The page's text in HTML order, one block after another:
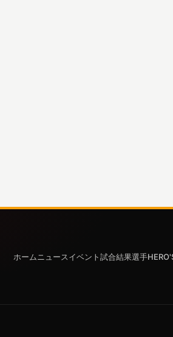
ホームニュースイベント試合結果選手